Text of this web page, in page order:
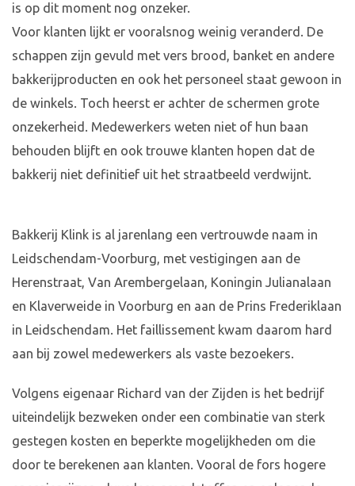
is op dit moment nog onzeker.
Voor klanten lijkt er vooralsnog weinig veranderd. De
schappen zijn gevuld met vers brood, banket en andere
bakkerijproducten en ook het personeel staat gewoon in
de winkels. Toch heerst er achter de schermen grote
onzekerheid. Medewerkers weten niet of hun baan
behouden blijft en ook trouwe klanten hopen dat de
bakkerij niet definitief uit het straatbeeld verdwijnt.
Bakkerij Klink is al jarenlang een vertrouwde naam in
Leidschendam-Voorburg, met vestigingen aan de
Herenstraat, Van Arembergelaan, Koningin Julianalaan
en Klaverweide in Voorburg en aan de Prins Frederiklaan
in Leidschendam. Het faillissement kwam daarom hard
aan bij zowel medewerkers als vaste bezoekers.
Volgens eigenaar Richard van der Zijden is het bedrijf
uiteindelijk bezweken onder een combinatie van sterk
gestegen kosten en beperkte mogelijkheden om die
door te berekenen aan klanten. Vooral de fors hogere